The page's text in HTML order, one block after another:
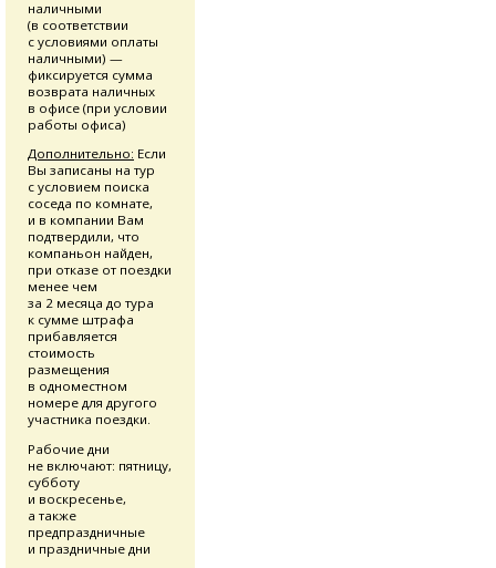
наличными
(в соответствии
с условиями оплаты
наличными) —
фиксируется сумма
возврата наличных
в офисе (при условии
работы офиса)
Дополнительно: Если
Вы записаны на тур
с условием поиска
соседа по комнате,
и в компании Вам
подтвердили, что
компаньон найден,
при отказе от поездки
менее чем
за 2 месяца до тура
к сумме штрафа
прибавляется
стоимость
размещения
в одноместном
номере для другого
участника поездки.
Рабочие дни
не включают: пятницу,
субботу
и воскресенье,
а также
предпраздничные
и праздничные дни